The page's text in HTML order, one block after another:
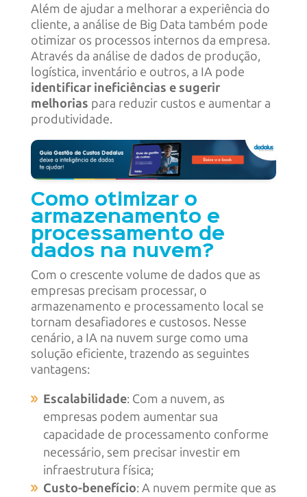
Além de ajudar a melhorar a experiência do
cliente, a análise de Big Data também pode
otimizar os processos internos da empresa.
Através da análise de dados de produção,
logística, inventário e outros, a IA pode
identificar ineficiências e sugerir
melhorias para reduzir custos e aumentar a
produtividade.
Como otimizar o
armazenamento e
processamento de
dados na nuvem?
Com o crescente volume de dados que as
empresas precisam processar, o
armazenamento e processamento local se
tornam desafiadores e custosos. Nesse
cenário, a IA na nuvem surge como uma
solução eficiente, trazendo as seguintes
vantagens:
Escalabilidade: Com a nuvem, as
empresas podem aumentar sua
capacidade de processamento conforme
necessário, sem precisar investir em
infraestrutura física;
Custo-benefício: A nuvem permite que as